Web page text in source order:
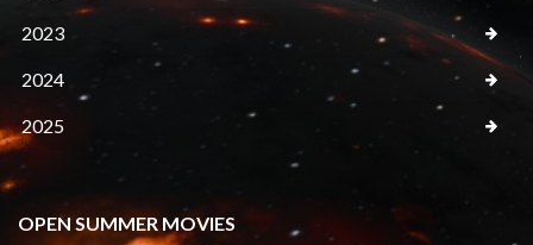
2023
2024
2025
OPEN SUMMER MOVIES